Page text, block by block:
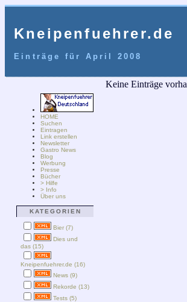
Kneipenfuehrer.de
Einträge für April 2008
HOME
Suchen
Eintragen
Link erstellen
Newsletter
Gastro News
Blog
Werbung
Presse
Bücher
> Hilfe
> Info
Über uns
KATEGORIEN
Bier (7)
Dies und
das (15)
Kneipenfuehrer.de (16)
News (9)
Rekorde (13)
Tests (5)
Keine Einträge